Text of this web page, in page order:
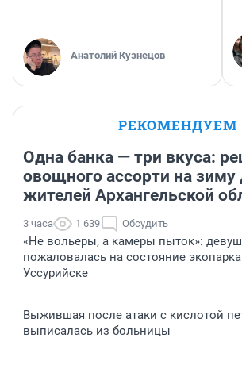
Анатолий Кузнецов
РЕКОМЕНДУЕМ
Одна банка — три вкуса:
овощного ассорти на зиму
жителей Архангельской
3 часа 1 639 Обсудить
«Не вольеры, а камеры пыток»:
пожаловалась на состояние
Уссурийске
Выжившая после атаки с кислотой
выписалась из больницы